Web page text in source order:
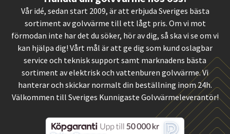
Vår idé, sedan start 2009, är att erbjuda Sveriges bästa
sortiment av golvvärme till ett lågt pris. Om vi mot
förmodan inte har det du söker, hör av dig, så ska vi se om vi
kan hjälpa dig! Vårt mål är att ge dig som kund oslagbar
service och teknisk support samt marknadens bästa
sortiment av elektrisk och vattenburen golvvärme. Vi
hanterar och skickar normalt din beställning inom 24h.
Välkommen till Sveriges Kunnigaste Golvvärmeleverantör!